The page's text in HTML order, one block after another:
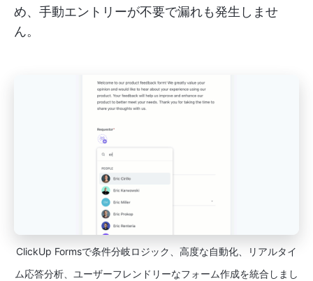
め、手動エントリーが不要で漏れも発生しませ
ん。
ClickUp Formsで条件分岐ロジック、高度な自動化、リアルタイ
ム応答分析、ユーザーフレンドリーなフォーム作成を統合しまし